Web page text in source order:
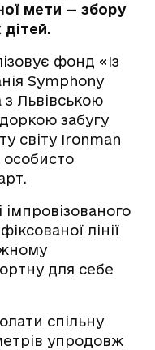
мети — збору
фонд «Із
Symphony
Львівською
забугу
світу Ironman
особисто
лінії
для себе
спільну
упродовж